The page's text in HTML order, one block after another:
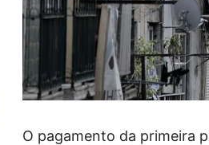
O pagamento da primeira